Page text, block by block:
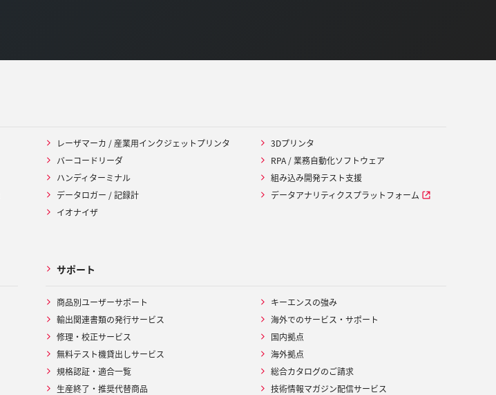
レーザマーカ / 産業用インクジェットプリンタ
バーコードリーダ
ハンディターミナル
データロガー / 記録計
イオナイザ
3Dプリンタ
RPA / 業務自動化ソフトウェア
組み込み開発テスト支援
データアナリティクスプラットフォーム
サポート
商品別ユーザーサポート
輸出関連書類の発行サービス
修理・校正サービス
無料テスト機貸出しサービス
規格認証・適合一覧
生産終了・推奨代替商品
キーエンスの強み
海外でのサービス・サポート
国内拠点
海外拠点
総合カタログのご請求
技術情報マガジン配信サービス